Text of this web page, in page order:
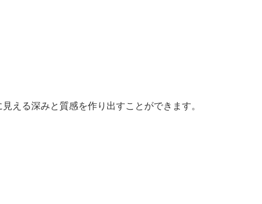
える深みと質感を作り出すことができます。